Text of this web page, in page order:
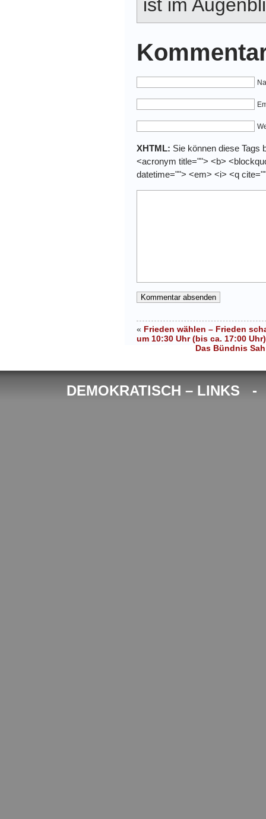
ist im
XHTML: Sie können diese Tags
<acronym title=""> <b>
datetime=""> <em> <i> <q
« Frieden wählen – Frieden
um 10:30 Uhr (bis ca. 17:00
Das Bündnis
DEMOKRATISCH – LINKS